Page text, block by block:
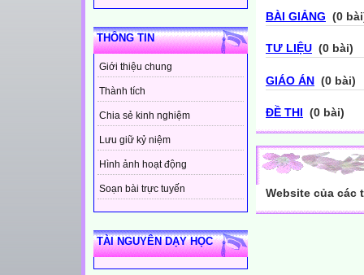
THÔNG TIN
Giới thiệu chung
Thành tích
Chia sẻ kinh nghiệm
Lưu giữ kỷ niệm
Hình ảnh hoạt động
Soạn bài trực tuyến
TÀI NGUYÊN DẠY HỌC
BÀI GIẢNG (0
TƯ LIỆU (0 bài)
GIÁO ÁN (0 bài)
ĐỀ THI (0 bài)
Website của các